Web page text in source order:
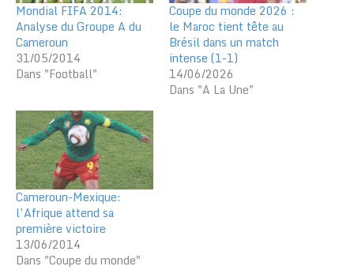
Mondial FIFA 2014:
Analyse du Groupe A du
Cameroun
31/05/2014
Dans "Football"
Coupe du monde 2026 :
le Maroc tient tête au
Brésil dans un match
intense (1-1)
14/06/2026
Dans "A La Une"
Cameroun-Mexique:
l’Afrique attend sa
première victoire
13/06/2014
Dans "Coupe du monde"